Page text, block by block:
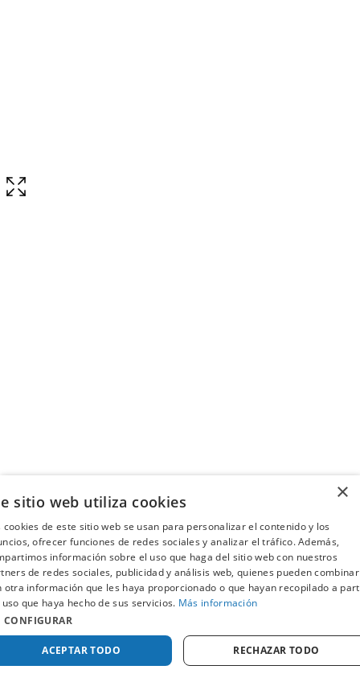
×
sitio web utiliza cookies
cookies de este sitio web se usan para personalizar el contenido y los
ofrecer funciones de redes sociales y analizar el tráfico. Además,
información sobre el uso que haga del sitio web con nuestros
de redes sociales, publicidad y análisis web, quienes pueden
otra información que les haya proporcionado o que hayan recopilado a
que haya hecho de sus servicios. Más información
CONFIGURAR
ACEPTAR TODO RECHAZAR TODO